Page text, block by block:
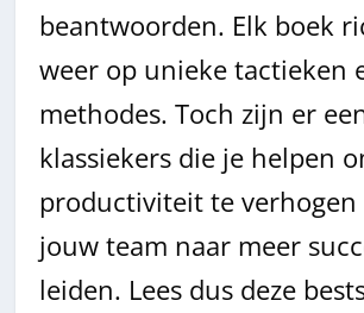
beantwoorden. Elk boek
weer op unieke tactieken
methodes. Toch zijn er
klassiekers die je helpen
productiviteit te verhogen
jouw team naar meer
leiden. Lees dus deze